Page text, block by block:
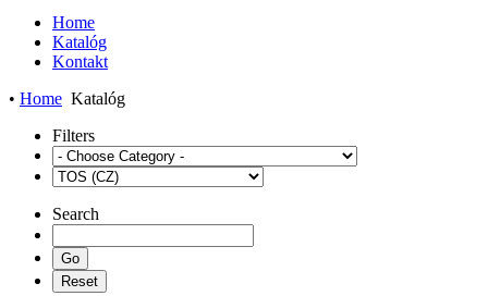
Home
Katalóg
Kontakt
• Home Katalóg
Filters
Search